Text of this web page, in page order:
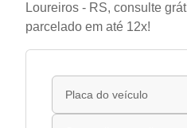
Loureiros - RS, consulte
parcelado em até 12x!